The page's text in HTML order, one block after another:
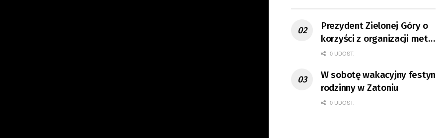
Prezydent Zielonej Góry o
korzyści z organizacji mety
Tour de Pologne
0 UDOST.
W sobotę wakacyjny festyn
rodzinny w Zatoniu
0 UDOST.